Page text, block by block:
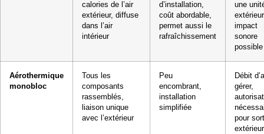
calories de l’air
extérieur, diffuse
dans l’air
intérieur
d’installation,
coût abordable,
permet aussi le
rafraîchissement
une
impact
sonore
possible
Aérothermique
monobloc
Tous les
composants
rassemblés,
liaison unique
avec l’extérieur
Peu
encombrant,
installation
simplifiée
Débit
gérer,
pour